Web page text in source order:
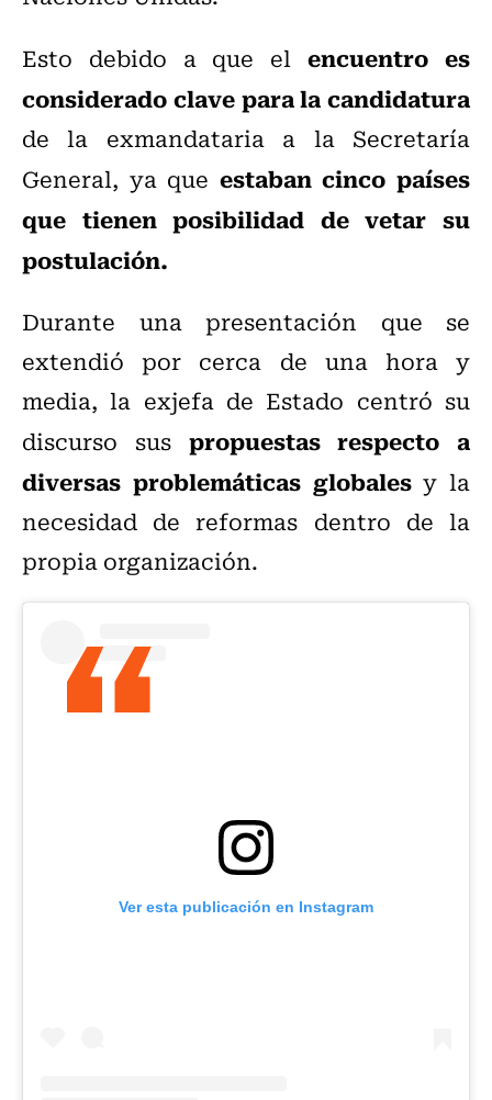
Esto debido a que elencuentro es
considerado clave para la candidatura
de la exmandataria a la Secretaría
General, ya que estaban cinco países
que tienen posibilidad de vetar su
postulación.
Durante una presentación que se
extendió por cerca de una hora y
media, la exjefa de Estado centró su
discurso sus propuestas respecto a
diversas problemáticas globalesy la
necesidad de reformas dentro de la
propia organización.
Ver esta publicación en Instagram